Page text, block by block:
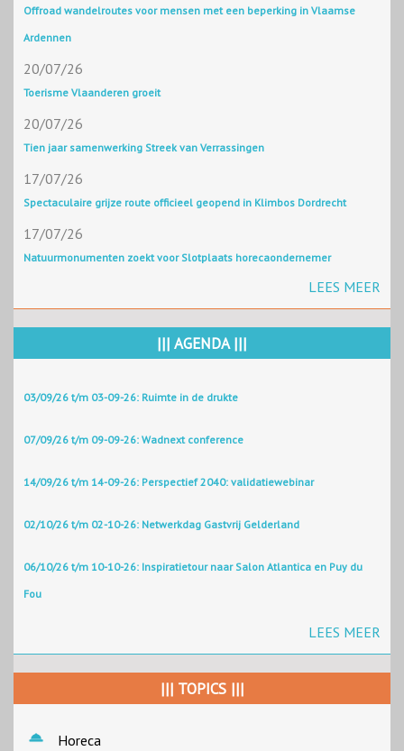
Offroad wandelroutes voor mensen met een beperking in Vlaamse
Ardennen
20/07/26
Toerisme Vlaanderen groeit
20/07/26
Tien jaar samenwerking Streek van Verrassingen
17/07/26
Spectaculaire grijze route officieel geopend in Klimbos Dordrecht
17/07/26
Natuurmonumenten zoekt voor Slotplaats horecaondernemer
LEES MEER
||| AGENDA |||
03/09/26 t/m 03-09-26: Ruimte in de drukte
07/09/26 t/m 09-09-26: Wadnext conference
14/09/26 t/m 14-09-26: Perspectief 2040: validatiewebinar
02/10/26 t/m 02-10-26: Netwerkdag Gastvrij Gelderland
06/10/26 t/m 10-10-26: Inspiratietour naar Salon Atlantica en Puy du
Fou
LEES MEER
||| TOPICS |||
Horeca